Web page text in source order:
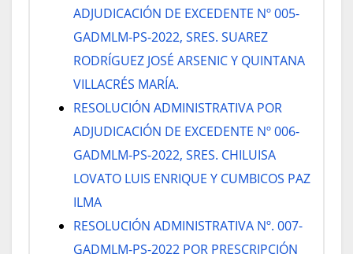
ADJUDICACIÓN DE EXCEDENTE Nº 005-
GADMLM-PS-2022, SRES. SUAREZ
RODRÍGUEZ JOSÉ ARSENIC Y QUINTANA
VILLACRÉS MARÍA.
RESOLUCIÓN ADMINISTRATIVA POR
ADJUDICACIÓN DE EXCEDENTE Nº 006-
GADMLM-PS-2022, SRES. CHILUISA
LOVATO LUIS ENRIQUE Y CUMBICOS PAZ
ILMA
RESOLUCIÓN ADMINISTRATIVA Nº. 007-
GADMLM-PS-2022 POR PRESCRIPCIÓN